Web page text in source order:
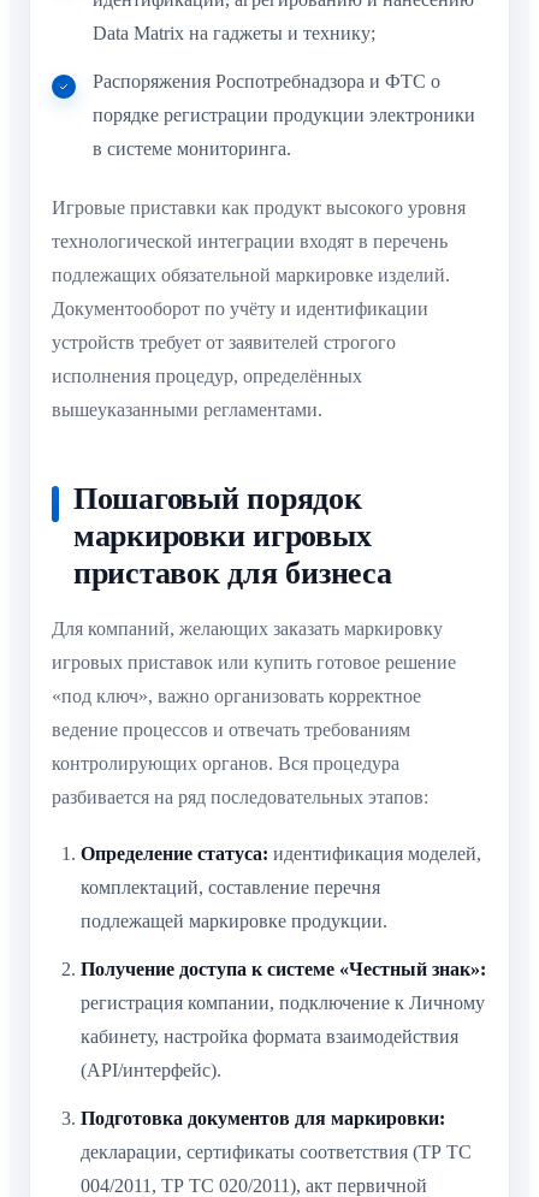
Data Matrix на гаджеты и технику;
Распоряжения Роспотребнадзора и ФТС о
порядке регистрации продукции электроники
в системе мониторинга.
Игровые приставки как продукт высокого уровня
технологической интеграции входят в перечень
подлежащих обязательной маркировке изделий.
Документооборот по учёту и идентификации
устройств требует от заявителей строгого
исполнения процедур, определённых
вышеуказанными регламентами.
Пошаговый порядок
маркировки игровых
приставок для бизнеса
Для компаний, желающих заказать маркировку
игровых приставок или купить готовое решение
«под ключ», важно организовать корректное
ведение процессов и отвечать требованиям
контролирующих органов. Вся процедура
разбивается на ряд последовательных этапов:
Определение статуса: идентификация моделей,
комплектаций, составление перечня
подлежащей маркировке продукции.
Получение доступа к системе «Честный знак»:
регистрация компании, подключение к Личному
кабинету, настройка формата взаимодействия
(API/интерфейс).
Подготовка документов для маркировки:
декларации, сертификаты соответствия (ТР ТС
004/2011, ТР ТС 020/2011), акт первичной